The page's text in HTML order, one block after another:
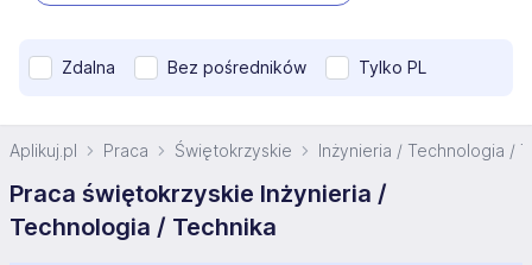
Zdalna Bez pośredników Tylko PL
Aplikuj.pl Praca Świętokrzyskie Inżynieria / Technologia /
Praca świętokrzyskie Inżynieria /
Technologia / Technika